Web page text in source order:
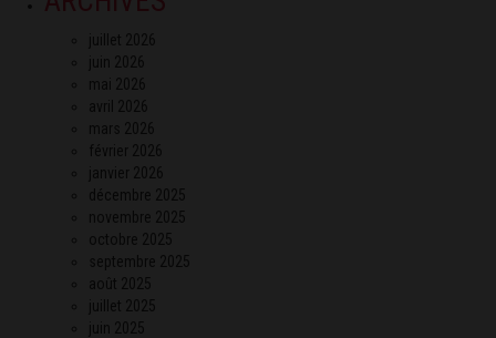
juillet 2026
juin 2026
mai 2026
avril 2026
mars 2026
février 2026
janvier 2026
décembre 2025
novembre 2025
octobre 2025
septembre 2025
août 2025
juillet 2025
juin 2025